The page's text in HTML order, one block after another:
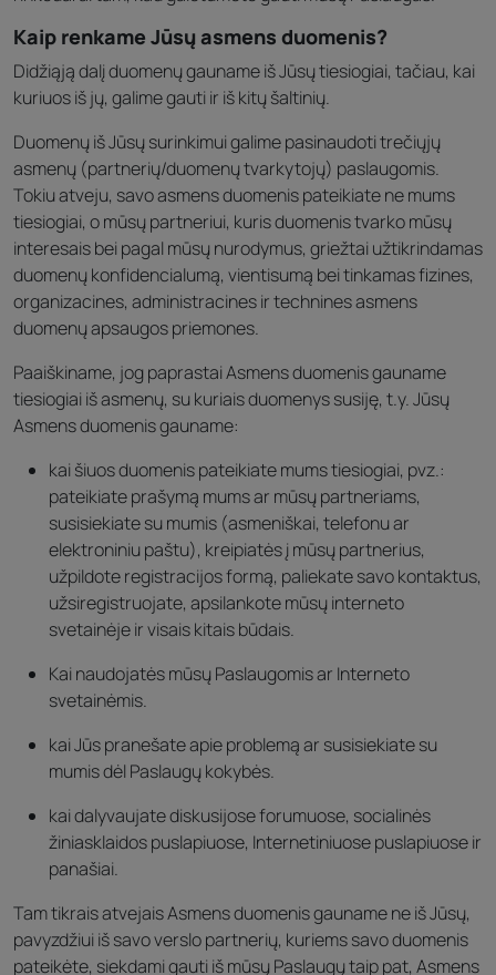
Kaip renkame Jūsų asmens duomenis?
Didžiąją dalį duomenų gauname iš Jūsų tiesiogiai, tačiau, kai
kuriuos iš jų, galime gauti ir iš kitų šaltinių.
Duomenų iš Jūsų surinkimui galime pasinaudoti trečiųjų
asmenų (partnerių/duomenų tvarkytojų) paslaugomis.
Tokiu atveju, savo asmens duomenis pateikiate ne mums
tiesiogiai, o mūsų partneriui, kuris duomenis tvarko mūsų
interesais bei pagal mūsų nurodymus, griežtai užtikrindamas
duomenų konfidencialumą, vientisumą bei tinkamas fizines,
organizacines, administracines ir technines asmens
duomenų apsaugos priemones.
Paaiškiname, jog paprastai Asmens duomenis gauname
tiesiogiai iš asmenų, su kuriais duomenys susiję, t.y. Jūsų
Asmens duomenis gauname:
kai šiuos duomenis pateikiate mums tiesiogiai, pvz.:
pateikiate prašymą mums ar mūsų partneriams,
susisiekiate su mumis (asmeniškai, telefonu ar
elektroniniu paštu), kreipiatės į mūsų partnerius,
užpildote registracijos formą, paliekate savo kontaktus,
užsiregistruojate, apsilankote mūsų interneto
svetainėje ir visais kitais būdais.
Kai naudojatės mūsų Paslaugomis ar Interneto
svetainėmis.
kai Jūs pranešate apie problemą ar susisiekiate su
mumis dėl Paslaugų kokybės.
kai dalyvaujate diskusijose forumuose, socialinės
žiniasklaidos puslapiuose, Internetiniuose puslapiuose ir
panašiai.
Tam tikrais atvejais Asmens duomenis gauname ne iš Jūsų,
pavyzdžiui iš savo verslo partnerių, kuriems savo duomenis
pateikėte, siekdami gauti iš mūsų Paslaugų taip pat, Asmens